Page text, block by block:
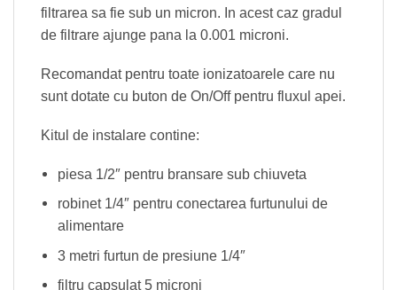
filtrarea sa fie sub un micron. In acest caz gradul
de filtrare ajunge pana la 0.001 microni.
Recomandat pentru toate ionizatoarele care nu
sunt dotate cu buton de On/Off pentru fluxul apei.
Kitul de instalare contine:
piesa 1/2″ pentru bransare sub chiuveta
robinet 1/4″ pentru conectarea furtunului de
alimentare
3 metri furtun de presiune 1/4″
filtru capsulat 5 microni